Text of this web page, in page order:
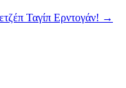
Ταγίπ Ερντογάν! →